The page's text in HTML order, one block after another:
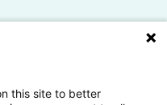
this site to better